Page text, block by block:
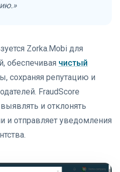
Zorka.Mobi для
обеспечивая чистый
сохраняя репутацию и
FraudScore
и отклонять
и отправляет уведомления